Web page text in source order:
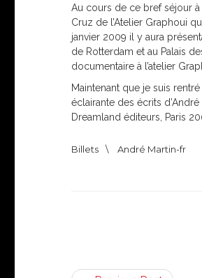
Au cours de ce bref séjour à
Cruz de l’Atelier Graphoui
janvier 2009 il y aura
de Rotterdam et au Palais
documentaire à l’atelier
Maintenant que je suis
éclairante des écrits
Dreamland éditeurs, Paris
Billets \ André Martin-fr